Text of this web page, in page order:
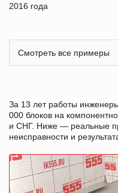
2016 года
Смотреть все примеры
За 13 лет работы
000 блоков на
и СНГ. Ниже — реальные
неисправности и